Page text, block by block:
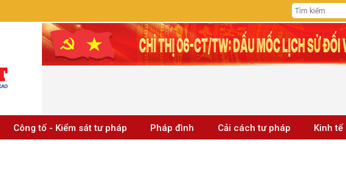
Công tố - Kiểm sát tư pháp Pháp đình Cải cách tư pháp Kinh tế